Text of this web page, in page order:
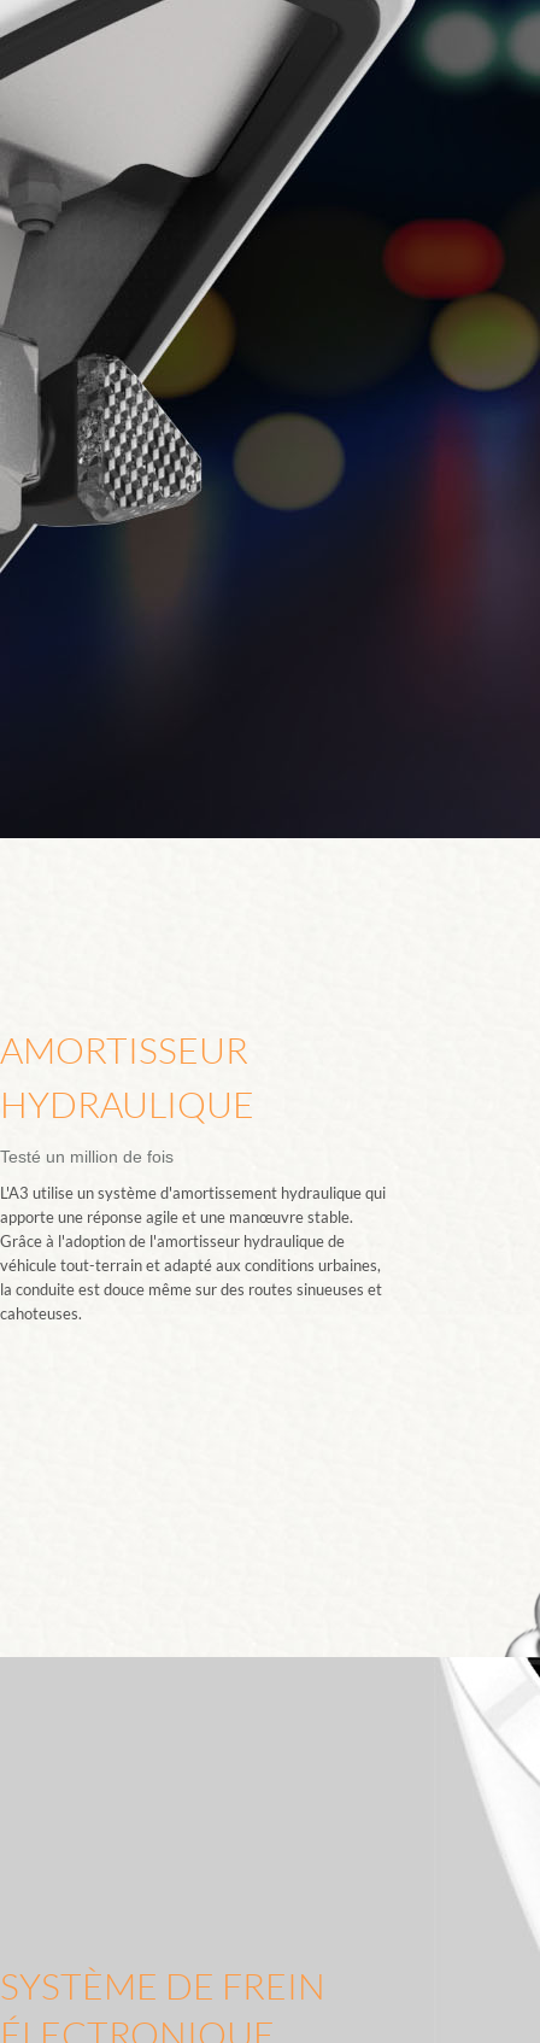
AMORTISSEUR
HYDRAULIQUE
Testé un million de fois
L'A3 utilise un système d'amortissement hydraulique qui
apporte une réponse agile et une manœuvre stable.
Grâce à l'adoption de l'amortisseur hydraulique de
véhicule tout-terrain et adapté aux conditions urbaines,
la conduite est douce même sur des routes sinueuses et
cahoteuses.
SYSTÈME DE FREIN